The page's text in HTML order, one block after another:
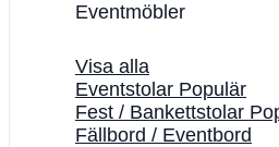
Eventmöbler
Visa alla
Eventstolar
Fest / Bankettstolar
Fällbord / Eventbord